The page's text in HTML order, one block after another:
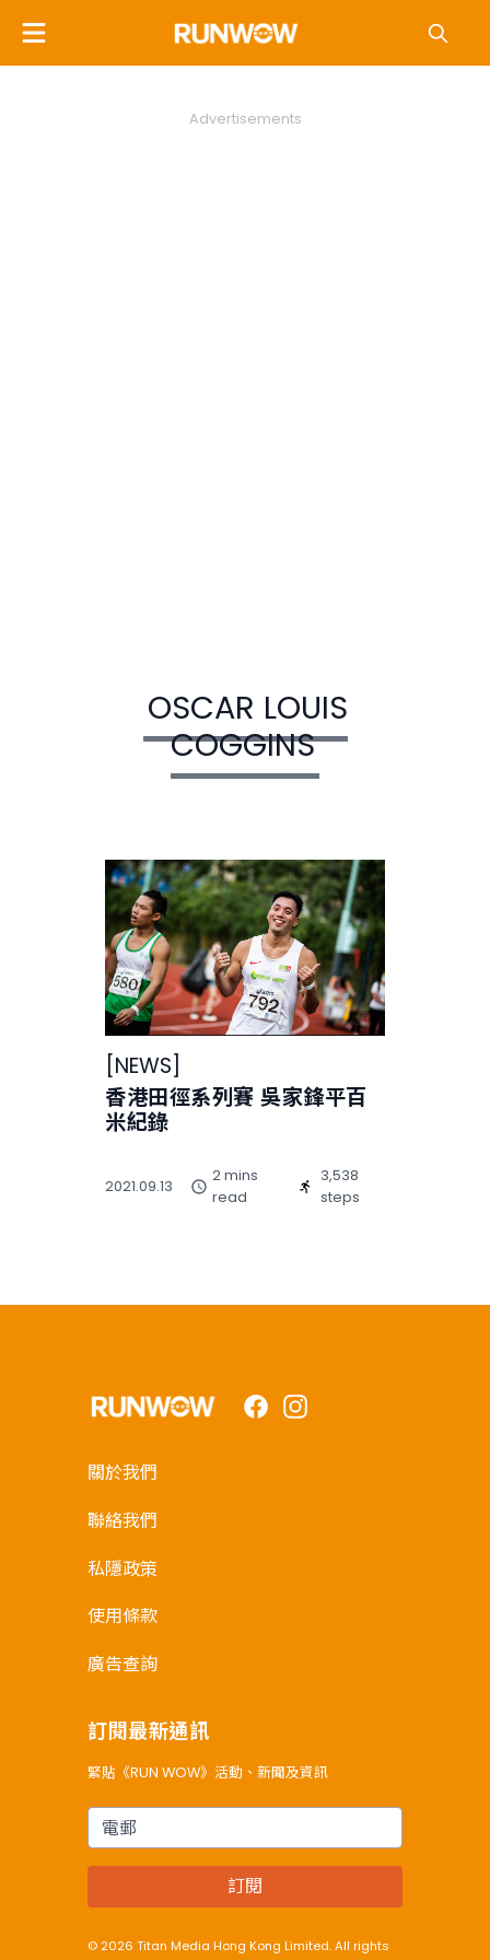
Advertisements
OSCAR LOUIS
COGGINS
NEWS
香港田徑系列賽 吳家鋒平百
米紀錄
2021.09.13
2 mins
read
3,538
steps
FacebookInstagram
關於我們
聯絡我們
私隱政策
使用條款
廣告查詢
訂閱最新通訊
緊貼《RUN WOW》活動、新聞及資訊
電郵
訂閱
© 2026 Titan Media Hong Kong Limited. All rights